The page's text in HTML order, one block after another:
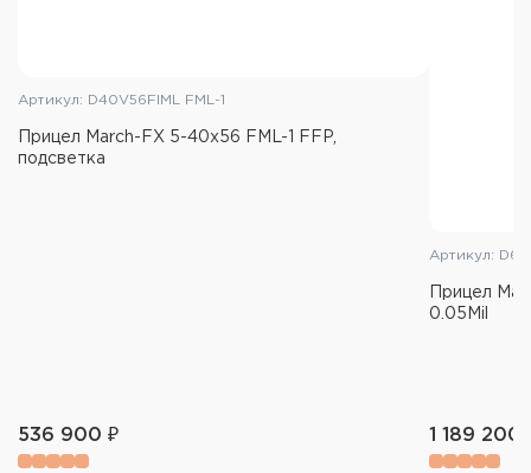
Артикул: D40V56FIML FML-1
Прицел March-FX 5-40x56 FML-1 FFP,
подсветка
536 900 ₽
Артикул:
Прицел
0.05Mil
1 189 200